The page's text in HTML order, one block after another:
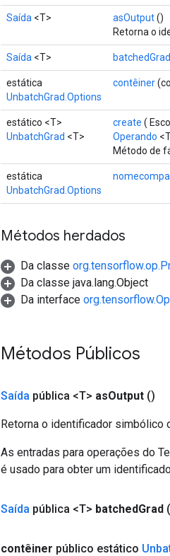
Saída <T> asOutput()
Retorna o
Saída <T> batchedGrad
estática
UnbatchGrad.Options
contêiner
estático <T>
UnbatchGrad <T>
create (
Operando
Método de
estática
UnbatchGrad.Options
Métodos herdados
Da classe
Da classe java.lang.Object
Da interface
Métodos Públicos
Saída pública <T> asOutput ()
Retorna o identificador simbólico
As entradas para operações do
é usado para obter um
Saída pública <T> batchedGrad
contêiner público estático